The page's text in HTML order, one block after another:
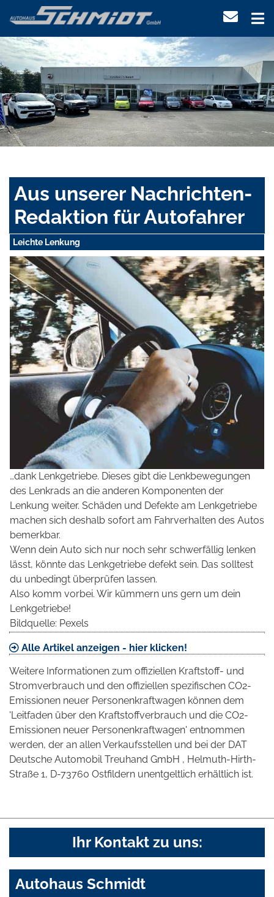
Aus unserer Nachrichten-
Redaktion für Autofahrer
Leichte Lenkung
…dank Lenkgetriebe. Dieses gibt die Lenkbewegungen
des Lenkrads an die anderen Komponenten der
Lenkung weiter. Schäden und Defekte am Lenkgetriebe
machen sich deshalb sofort am Fahrverhalten des Autos
bemerkbar.
Wenn dein Auto sich nur noch sehr schwerfällig lenken
lässt, könnte das Lenkgetriebe defekt sein. Das solltest
du unbedingt überprüfen lassen.
Also komm vorbei. Wir kümmern uns gern um dein
Lenkgetriebe!
Bildquelle: Pexels
Alle Artikel anzeigen - hier klicken!
Weitere Informationen zum offiziellen Kraftstoff- und
Stromverbrauch und den offiziellen spezifischen CO2-
Emissionen neuer Personenkraftwagen können dem
'Leitfaden über den Kraftstoffverbrauch und die CO2-
Emissionen neuer Personenkraftwagen' entnommen
werden, der an allen Verkaufsstellen und bei der DAT
Deutsche Automobil Treuhand GmbH , Helmuth-Hirth-
Straße 1, D-73760 Ostfildern unentgeltlich erhältlich ist.
Ihr Kontakt zu uns:
Autohaus Schmidt